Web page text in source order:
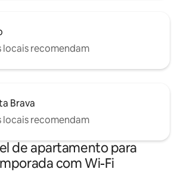
locais recomendam
Brava
locais recomendam
de apartamento para
com Wi-Fi